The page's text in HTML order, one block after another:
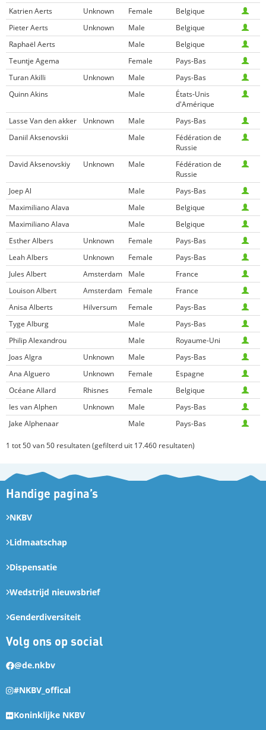
Katrien Aerts
Unknown Female
Belgique
Pieter Aerts
Unknown Male
Belgique
Raphaël Aerts
Male
Belgique
Teuntje Agema
Female
Pays-Bas
Turan Akilli
Unknown Male
Pays-Bas
Quinn Akins
Male
États-Unis
d'Amérique
Lasse Van den akker
Unknown Male
Pays-Bas
Daniil Aksenovskii
Male
Fédération de
Russie
David Aksenovskiy
Unknown Male
Fédération de
Russie
Joep Al
Male
Pays-Bas
Maximiliano Alava
Male
Belgique
Maximiliano Alava
Male
Belgique
Esther Albers
Unknown Female
Pays-Bas
Leah Albers
Unknown Female
Pays-Bas
Jules Albert
Amsterdam Male
France
Louison Albert
Amsterdam Female
France
Anisa Alberts
Hilversum Female
Pays-Bas
Tyge Alburg
Male
Pays-Bas
Philip Alexandrou
Male
Royaume-Uni
Joas Algra
Unknown Male
Pays-Bas
Ana Alguero
Unknown Female
Espagne
Océane Allard
Rhisnes Female
Belgique
Ies van Alphen
Unknown Male
Pays-Bas
Jake Alphenaar
Male Pays-Bas
1 tot 50 van 50 resultaten (gefilterd uit 17.460 resultaten)
Handige pagina’s
NKBV
Lidmaatschap
Dispensatie
Wedstrijd nieuwsbrief
Genderdiversiteit
Volg ons op social
@de.nkbv
#NKBV_offical
Koninklijke NKBV